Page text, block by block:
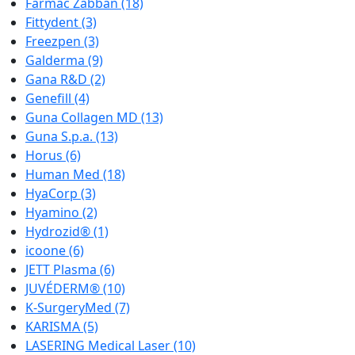
Fittydent(3)
Freezpen (3)
Galderma (9)
Gana R&D (2)
Genefill (4)
Guna Collagen MD (13)
Guna S.p.a. (13)
Horus (6)
Human Med (18)
HyaCorp (3)
Hyamino (2)
Hydrozid®(1)
icoone(6)
JETT Plasma (6)
JUVÉDERM®(10)
K-SurgeryMed (7)
KARISMA(5)
LASERING Medical Laser(10)